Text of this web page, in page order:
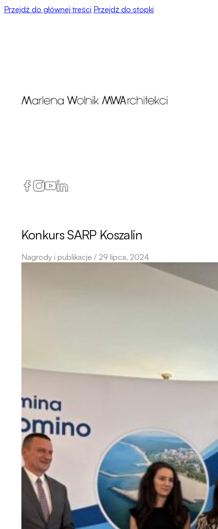
Przejdź do głównej treści Przejdź do stopki
Konkurs SARP Koszalin
Nagrody i publikacje / 29 lipca, 2024